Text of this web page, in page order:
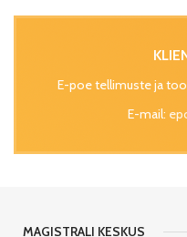
E-poe tellimuste ja
E-mail:
MAGISTRALI KESKUS